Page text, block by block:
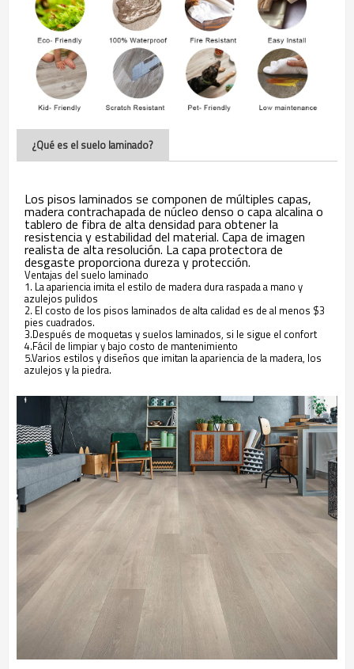
¿Qué es el suelo laminado?
Los pisos laminados se componen de múltiples capas,
madera contrachapada de núcleo denso o capa alcalina o
tablero de fibra de alta densidad para obtener la
resistencia y estabilidad del material. Capa de imagen
realista de alta resolución. La capa protectora de
desgaste proporciona dureza y protección.
Ventajas del suelo laminado
1. La apariencia imita el estilo de madera dura raspada a mano y
azulejos pulidos
2. El costo de los pisos laminados de alta calidad es de al menos $3
pies cuadrados.
3.Después de moquetas y suelos laminados, si le sigue el confort
4.Fácil de limpiar y bajo costo de mantenimiento
5.Varios estilos y diseños que imitan la apariencia de la madera, los
azulejos y la piedra.